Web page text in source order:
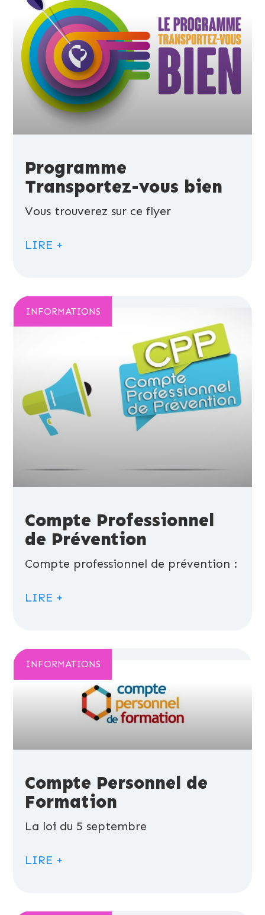
Programme
Transportez-vous bien
Vous trouverez sur ce flyer
LIRE +
INFORMATIONS
Compte Professionnel
de Prévention
Compte professionnel de prévention :
LIRE +
INFORMATIONS
Compte Personnel de
Formation
La loi du 5 septembre
LIRE +